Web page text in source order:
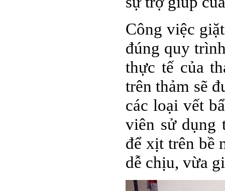
Công việc
đúng quy
thực tế của
trên thảm sẽ
các loại vết
viên sử dụng
để xịt trên bề
dễ chịu, vừa